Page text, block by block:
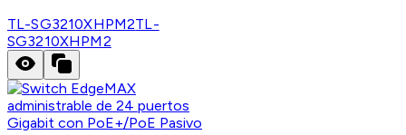
TL-SG3210XHPM2TL-
SG3210XHPM2